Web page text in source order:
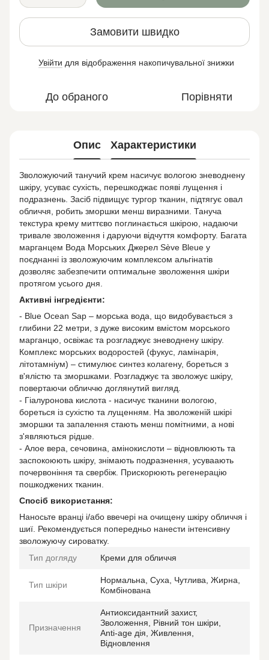
Замовити швидко
Увійти для відображення накопичувальної знижки
До обраного Порівняти
Опис Характеристики
Зволожуючий танучий крем насичує вологою зневоднену
шкіру, усуває сухість, перешкоджає появі лущення і
подразнень. Засіб підвищує тургор тканин, підтягує овал
обличчя, робить зморшки менш виразними. Тануча
текстура крему миттєво поглинається шкірою, надаючи
тривале зволоження і даруючи відчуття комфорту. Багата
марганцем Вода Морських Джерел Sève Bleue у
поєднанні із зволожуючим комплексом альгінатів
дозволяє забезпечити оптимальне зволоження шкіри
протягом усього дня.
Активні інгредієнти:
- Blue Ocean Sap – морська вода, що видобувається з
глибини 22 метри, з дуже високим вмістом морського
марганцю, освіжає та розгладжує зневоднену шкіру.
Комплекс морських водоростей (фукус, ламінарія,
літотамніум) – стимулює синтез колагену, бореться з
в'ялістю та зморшками. Розгладжує та зволожує шкіру,
повертаючи обличчю доглянутий вигляд.
- Гіалуронова кислота - насичує тканини вологою,
бореться із сухістю та лущенням. На зволоженій шкірі
зморшки та запалення стають менш помітними, а нові
з'являються рідше.
- Алое вера, сечовина, амінокислоти – відновлюють та
заспокоюють шкіру, знімають подразнення, усуваають
почервоніння та свербіж. Прискорюють регенерацію
пошкоджених тканин.
Спосіб використання:
Наносьте вранці і/або ввечері на очищену шкіру обличчя і
шиї. Рекомендується попередньо нанести інтенсивну
зволожуючу сироватку.
Тип догляду
Креми для обличчя
Тип шкіри
Нормальна, Суха, Чутлива, Жирна,
Комбінована
Призначення
Антиоксидантний захист,
Зволоження, Рівний тон шкіри,
Anti-age дія, Живлення,
Відновлення